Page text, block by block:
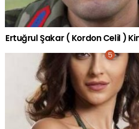
Ertuğrul Şakar ( Kordon Celil )